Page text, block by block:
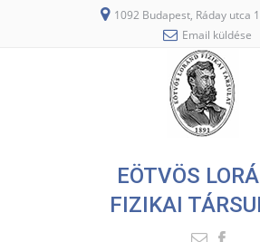
1092 Budapest, Ráday utca
Email küldése
EÖTVÖS
FIZIKAI